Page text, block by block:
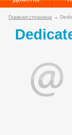
Главная страница →